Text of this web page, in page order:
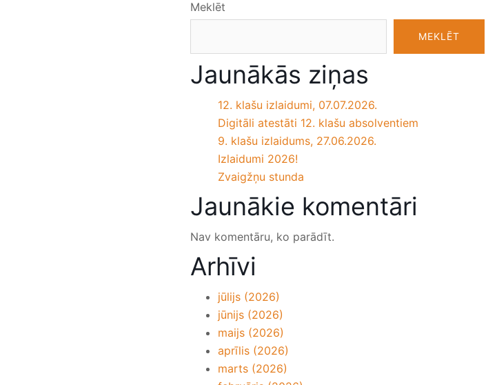
Meklēt
MEKLĒT
Jaunākās ziņas
12. klašu izlaidumi, 07.07.2026.
Digitāli atestāti 12. klašu absolventiem
9. klašu izlaidums, 27.06.2026.
Izlaidumi 2026!
Zvaigžņu stunda
Jaunākie komentāri
Nav komentāru, ko parādīt.
Arhīvi
jūlijs (2026)
jūnijs (2026)
maijs (2026)
aprīlis (2026)
marts (2026)